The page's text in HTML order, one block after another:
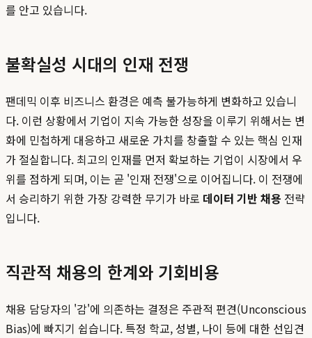
를 안고 있습니다.
불확실성 시대의 인재 전쟁
팬데믹 이후 비즈니스 환경은 예측 불가능하게 변화하고 있습니
다. 이런 상황에서 기업이 지속 가능한 성장을 이루기 위해서는 변
화에 민첩하게 대응하고 새로운 가치를 창출할 수 있는 핵심 인재
가 절실합니다. 최고의 인재를 먼저 확보하는 기업이 시장에서 우
위를 점하게 되며, 이는 곧 '인재 전쟁'으로 이어집니다. 이 전쟁에
서 승리하기 위한 가장 강력한 무기가 바로 데이터 기반 채용 전략
입니다.
직관적 채용의 한계와 기회비용
채용 담당자의 '감'에 의존하는 결정은 주관적 편견(Unconscious
Bias)에 빠지기 쉽습니다. 특정 학교, 성별, 나이 등에 대한 선입견